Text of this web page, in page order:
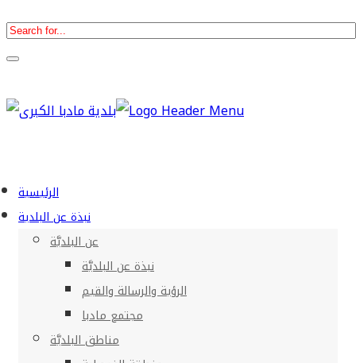
الرئيسية
نبذة عن البلدية
عن البلديَّة
نبذة عن البلديَّة
الرؤية والرسالة والقيم
مجتمع مادبا
مناطق البلديَّة